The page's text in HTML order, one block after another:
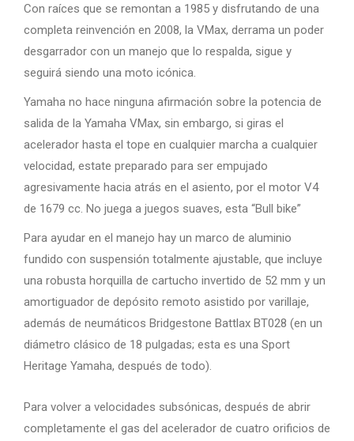
Con raíces que se remontan a 1985 y disfrutando de una
completa reinvención en 2008, la VMax, derrama un poder
desgarrador con un manejo que lo respalda, sigue y
seguirá siendo una moto icónica.
Yamaha no hace ninguna afirmación sobre la potencia de
salida de la Yamaha VMax, sin embargo, si giras el
acelerador hasta el tope en cualquier marcha a cualquier
velocidad, estate preparado para ser empujado
agresivamente hacia atrás en el asiento, por el motor V4
de 1679 cc. No juega a juegos suaves, esta “Bull bike”
Para ayudar en el manejo hay un marco de aluminio
fundido con suspensión totalmente ajustable, que incluye
una robusta horquilla de cartucho invertido de 52 mm y un
amortiguador de depósito remoto asistido por varillaje,
además de neumáticos Bridgestone Battlax BT028 (en un
diámetro clásico de 18 pulgadas; esta es una Sport
Heritage Yamaha, después de todo).
Para volver a velocidades subsónicas, después de abrir
completamente el gas del acelerador de cuatro orificios de